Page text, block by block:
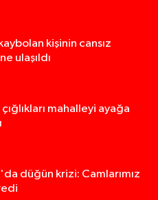
kişinin cansız
ulaşıldı
mahalleyi ayağa
düğün krizi: Camlarımız